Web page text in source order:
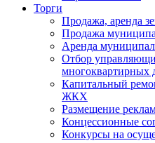
Торги
Продажа, аренда
Продажа
Аренда
Отбор
многоквартирных
Капитальный
ЖКХ
Размещение
Концессионные
Конкурсы на